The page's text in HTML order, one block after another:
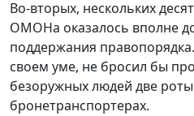
Во-вторых, нескольких
ОМОНа оказалось вполне
поддержания
своем уме, не бросил бы
безоружных людей две
бронетранспортерах.